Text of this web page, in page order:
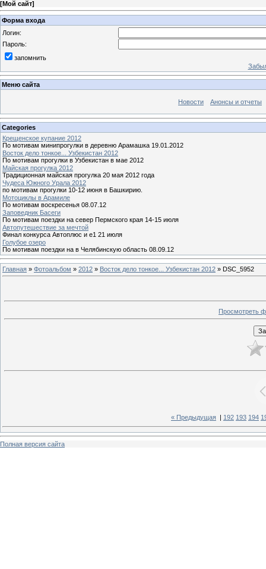
[Мой сайт]
Форма входа
Логин:
Пароль:
запомнить
Меню сайта
Новости Анонсы и отчеты
Categories
Крещенское купание 2012
По мотивам минипрогулки в деревню Арамашка 19.01.2012
Восток дело тонкое... Узбекистан 2012
По мотивам прогулки в Узбекистан в мае 2012
Майская прогулка 2012
Традиционная майская прогулка 20 мая 2012 года
Чудеса Южного Урала 2012
по мотивам прогулки 10-12 июня в Башкирию.
Мотоциклы в Арамиле
По мотивам воскресенья 08.07.12
Заповедник Басеги
По мотивам поездки на север Пермского края 14-15 июля
Автопутешествие за мечтой
Финал конкурса Автоплюс и е1 21 июля
Голубое озеро
По мотивам поездки на в Челябинскую область 08.09.12
Главная » Фотоальбом » 2012 » Восток дело тонкое... Узбекистан 2012 » DSC_5952
Просмотреть
« Предыдущая 192 193 194
Полная версия сайта